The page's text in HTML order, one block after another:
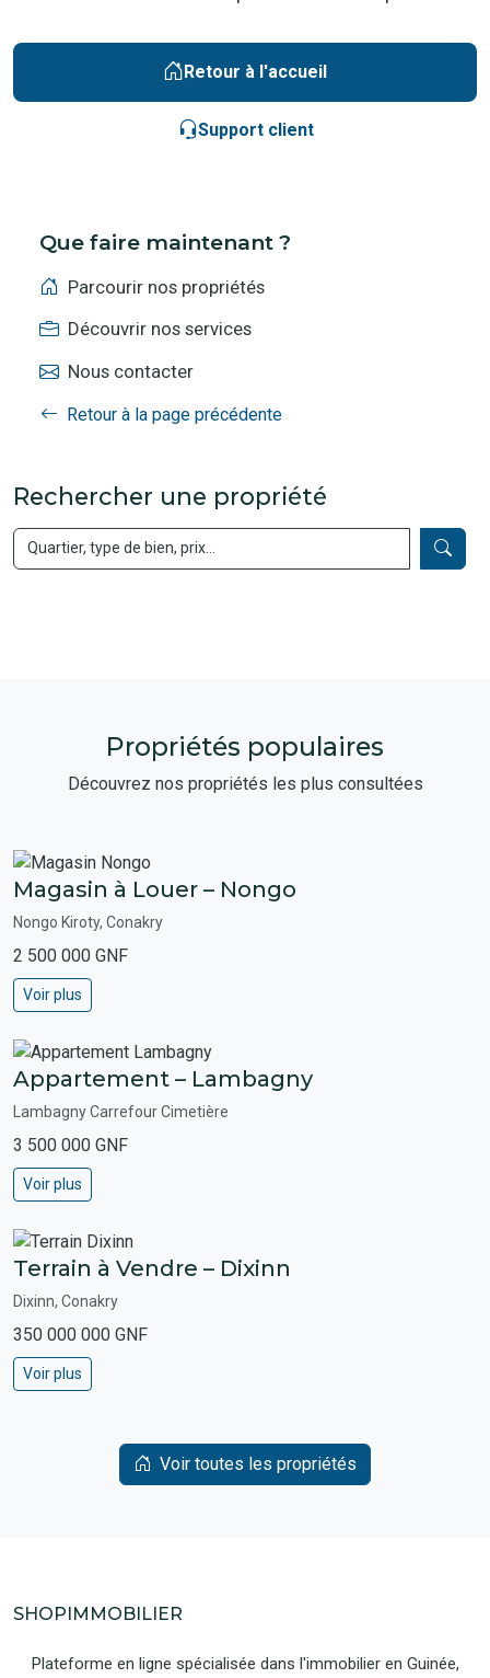
Retour à l'accueil
Support client
Que faire maintenant ?
Parcourir nos propriétés
Découvrir nos services
Nous contacter
Retour à la page précédente
Rechercher une propriété
Propriétés populaires
Découvrez nos propriétés les plus consultées
Magasin à Louer – Nongo
Nongo Kiroty, Conakry
2 500 000 GNF
Voir plus
Appartement – Lambagny
Lambagny Carrefour Cimetière
3 500 000 GNF
Voir plus
Terrain à Vendre – Dixinn
Dixinn, Conakry
350 000 000 GNF
Voir plus
Voir toutes les propriétés
SHOPIMMOBILIER
Plateforme en ligne spécialisée dans l'immobilier en Guinée,